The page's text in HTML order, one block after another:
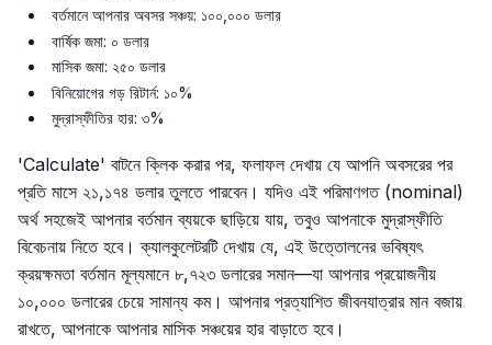
বর্তমানে আপনার অবসর সঞ্চয়: ১০০,০০০ ডলার
বার্ষিক জমা: ০ ডলার
মাসিক জমা: ২৫০ ডলার
বিনিয়োগের গড় রিটার্ন: ১০%
মুদ্রাস্ফীতির হার: ৩%
'Calculate' বাটনে ক্লিক করার পর, ফলাফল দেখায় যে আপনি অবসরের পর
প্রতি মাসে ২১,১৭৪ ডলার তুলতে পারবেন। যদিও এই পরিমাণগত (nominal)
অর্থ সহজেই আপনার বর্তমান ব্যয়কে ছাড়িয়ে যায়, তবুও আপনাকে মুদ্রাস্ফীতি
বিবেচনায় নিতে হবে। ক্যালকুলেটরটি দেখায় যে, এই উত্তোলনের ভবিষ্যৎ
ক্রয়ক্ষমতা বর্তমান মূল্যমানে ৮,৭২৩ ডলারের সমান—যা আপনার প্রয়োজনীয়
১০,০০০ ডলারের চেয়ে সামান্য কম। আপনার প্রত্যাশিত জীবনযাত্রার মান বজায়
রাখতে, আপনাকে আপনার মাসিক সঞ্চয়ের হার বাড়াতে হবে।